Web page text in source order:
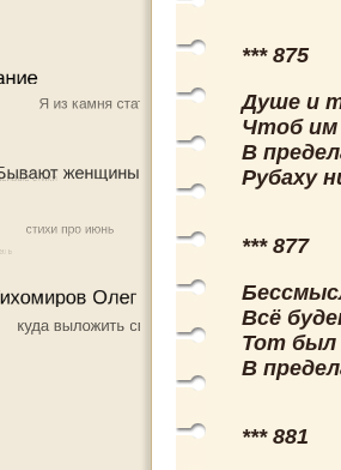
*** 875
Душе и
Чтоб им
В
Рубаху
*** 877
Всё
Тот был
В
*** 881